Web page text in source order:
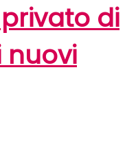
di
nuovi